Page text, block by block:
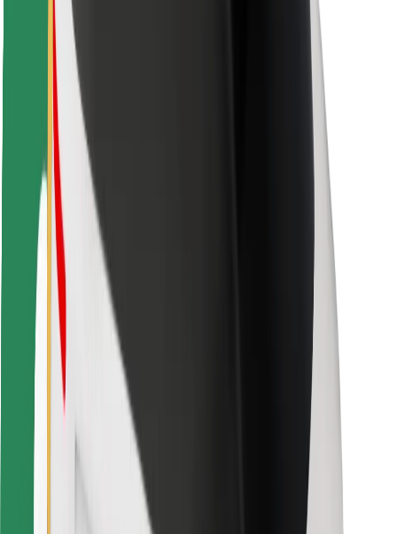
Varnostni kotiček
Mesta
Lokacije
Rešitve za mesto
Letališča
Bolt polnilne postaje
Pomoč
Za potnike
Za voznike
Za dostavljavce
Bolt Food
Za lastnike voznih parkov
Za restavracije
Bolt za podjetja